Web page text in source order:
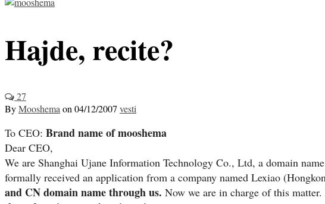
Hajde, recite?
27
ByMooshema on 04/12/2007 vesti
To CEO: Brand name of mooshema
Dear CEO,
We are Shanghai Ujane Information Technology Co., Ltd, a domain
formally received an application from a company named Lexiao
and CN domain name through us. Now we are in charge of this matter.